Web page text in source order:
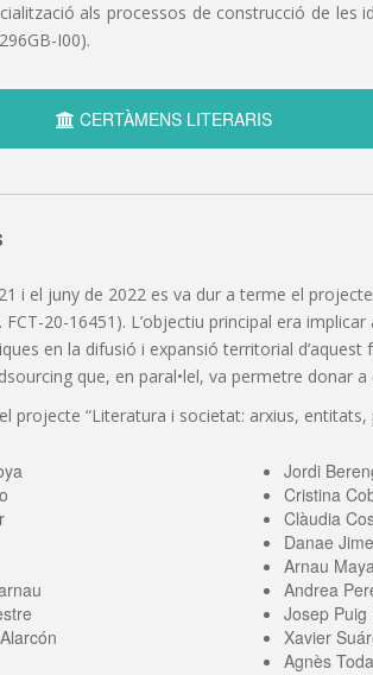
als processos de construcció de les
I00).
CERTÀMENS LITERARIS
i el juny de 2022 es va dur a terme el
20-16451). L’objectiu principal era
en la difusió i expansió territorial
que, en paral•lel, va permetre donar
projecte “Literatura i societat: arxius, entitats,
Jordi
Cristina
Clàudia
Danae
Arnau
Andrea
Josep Puig
Xavier
Agnès Toda